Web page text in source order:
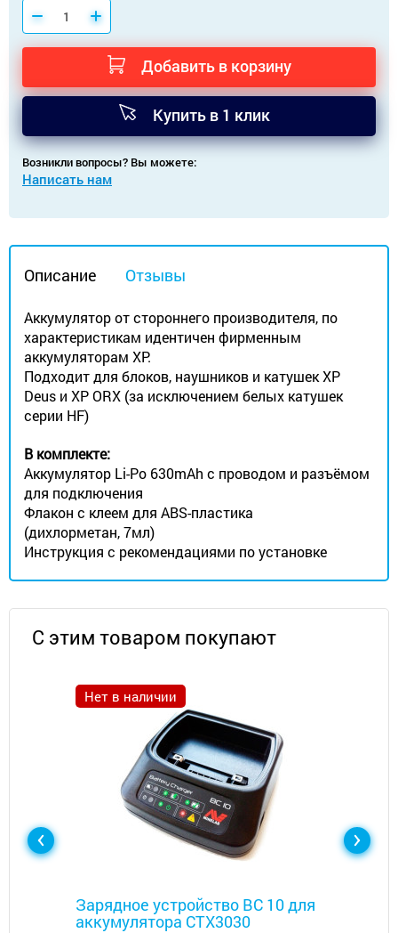
Добавить в корзину
Купить в 1 клик
Возникли вопросы? Вы можете:
Написать нам
Описание Отзывы
Аккумулятор от стороннего производителя, по
характеристикам идентичен фирменным
аккумуляторам XP.
Подходит для блоков, наушников и катушек XP
Deus и XP ORX (за исключением белых катушек
серии HF)
В комплекте:
Аккумулятор Li-Po 630mAh с проводом и разъёмом
для подключения
Флакон с клеем для ABS-пластика
(дихлорметан, 7мл)
Инструкция с рекомендациями по установке
С этим товаром покупают
Нет в наличии
Зарядное устройство ВС 10 для
аккумулятора CTX3030